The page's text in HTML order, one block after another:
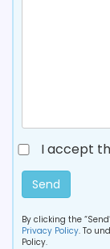
I accept
Send
By clicking the
Privacy Policy. To
Policy.